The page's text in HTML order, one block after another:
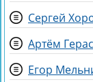
Сергей